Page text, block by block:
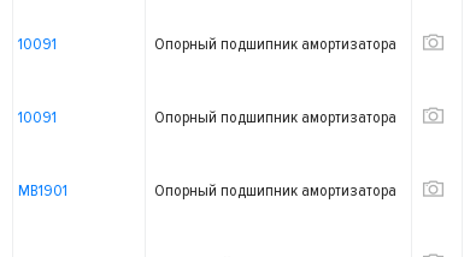
10091 Опорный подшипник амортизатора
10091 Опорный подшипник амортизатора
MB1901 Опорный подшипник амортизатора